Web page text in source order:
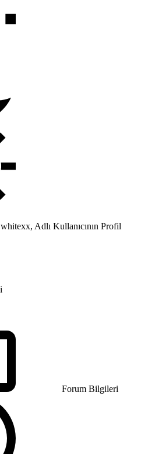
whitexx, Adlı Kullanıcının Profil
Forum Bilgileri